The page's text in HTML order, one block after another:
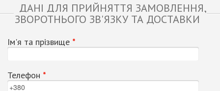
ДАНІ ДЛЯ ПРИЙНЯТТЯ ЗАМОВЛЕННЯ,
ЗВОРОТНЬОГО ЗВ'ЯЗКУ ТА ДОСТАВКИ
Ім'я та прізвище *
Телефон *